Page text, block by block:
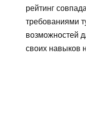
рейтинг
требованиями
возможностей
своих навыков